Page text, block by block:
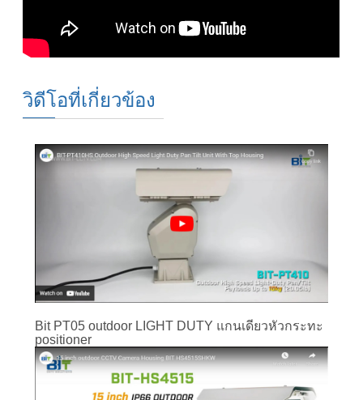
วิดีโอที่เกี่ยวข้อง
Bit PT05 outdoor LIGHT DUTY แกนเดี่ยวหัวกระทะ
positioner